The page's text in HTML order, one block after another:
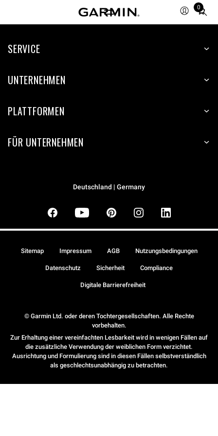
0
Total
items
cart:
SERVICE
UNTERNEHMEN
PLATTFORMEN
FÜR UNTERNEHMEN
Deutschland | Germany
© Garmin Ltd. oder deren Tochtergesellschaften. Alle Rechte
vorbehalten.
Zur Erhaltung einer vereinfachten Lesbarkeit wird in wenigen Fällen auf
die zusätzliche Verwendung der weiblichen Form verzichtet.
Ausrichtung und Formulierung sind in diesen Fällen selbstverständlich
als geschlechtsunabhängig zu betrachten.
Sitemap Impressum AGB Nutzungsbedingungen
Datenschutz Sicherheit Compliance
Digitale Barrierefreiheit